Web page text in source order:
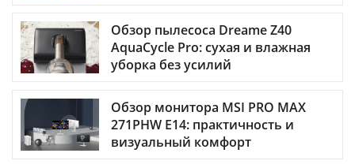
Обзор пылесоса Dreame Z40
AquaCycle Pro: сухая и влажная
уборка без усилий
Обзор монитора MSI PRO MAX
271PHW E14: практичность и
визуальный комфорт